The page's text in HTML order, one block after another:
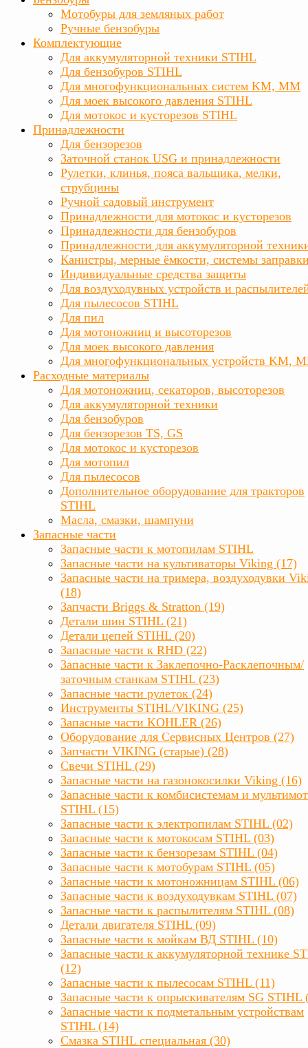
Мотобуры для земляных работ
Ручные бензобуры
Комплектующие
Для аккумуляторной техники STIHL
Для бензобуров STIHL
Для многофункциональных систем KM, MM
Для моек высокого давления STIHL
Для мотокос и кусторезов STIHL
Принадлежности
Для бензорезов
Заточной станок USG и принадлежности
Рулетки, клинья, пояса вальщика, мелки,
струбцины
Ручной садовый инструмент
Принадлежности для мотокос и кусторезов
Принадлежности для бензобуров
Принадлежности для аккумуляторной
Канистры, мерные ёмкости, системы
Индивидуальные средства защиты
Для воздуходувных устройств и
Для пылесосов STIHL
Для пил
Для мотоножниц и высоторезов
Для моек высокого давления
Для многофункциональных устройств KM,
Расходные материалы
Для мотоножниц, секаторов, высоторезов
Для аккумуляторной техники
Для бензобуров
Для бензорезов TS, GS
Для мотокос и кусторезов
Для мотопил
Для пылесосов
Дополнительное оборудование для тракторов
STIHL
Масла, смазки, шампуни
Запасные части
Запасные части к мотопилам STIHL
Запасные части на культиваторы Viking (17)
Запасные части на тримера, воздуходувки
(18)
Запчасти Briggs & Stratton (19)
Детали шин STIHL (21)
Детали цепей STIHL (20)
Запасные части к RHD (22)
Запасные части к Заклепочно-Расклепочным/
заточным станкам STIHL (23)
Запасные части рулеток (24)
Инструменты STIHL/VIKING (25)
Запасные части KOHLER (26)
Оборудование для Сервисных Центров (27)
Запчасти VIKING (старые) (28)
Свечи STIHL (29)
Запасные части на газонокосилки Viking (16)
Запасные части к комбисистемам и
STIHL (15)
Запасные части к электропилам STIHL (02)
Запасные части к мотокосам STIHL (03)
Запасные части к бензорезам STIHL (04)
Запасные части к мотобурам STIHL (05)
Запасные части к мотоножницам STIHL (06)
Запасные части к воздуходувкам STIHL (07)
Запасные части к распылителям STIHL (08)
Детали двигателя STIHL (09)
Запасные части к мойкам ВД STIHL (10)
Запасные части к аккумуляторной технике
(12)
Запасные части к пылесосам STIHL (11)
Запасные части к опрыскивателям SG STIHL
Запасные части к подметальным устройствам
STIHL (14)
Смазка STIHL специальная (30)